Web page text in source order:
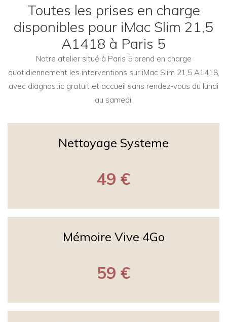
Toutes les prises en charge
disponibles pour iMac Slim 21,5
A1418 à Paris 5
Notre atelier situé à Paris 5 prend en charge
quotidiennement les interventions sur iMac Slim 21,5 A1418,
avec diagnostic gratuit et accueil sans rendez-vous du lundi
au samedi.
Nettoyage Systeme
49 €
Mémoire Vive 4Go
59 €